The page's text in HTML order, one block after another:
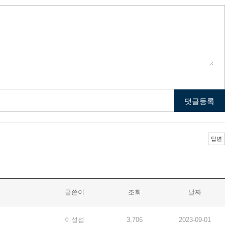
답변
글쓴이 조회 날짜
이성섭 3,706 2023-09-01